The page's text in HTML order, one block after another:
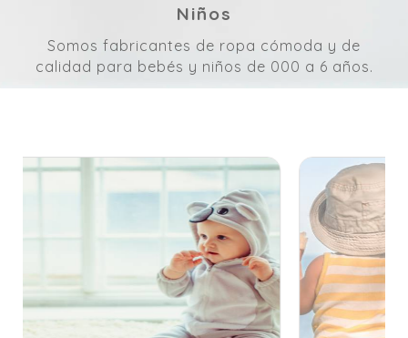
Niños
Somos fabricantes de ropa cómoda y de
calidad para bebés y niños de 000 a 6 años.